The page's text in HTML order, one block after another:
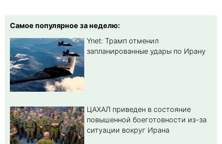
Самое популярное за неделю:
Ynet: Трамп отменил
запланированные удары по Ирану
ЦАХАЛ приведен в состояние
повышенной боеготовности из-за
ситуации вокруг Ирана